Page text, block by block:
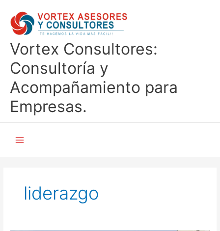
contenido
Vortex Consultores:
Consultoría y
Acompañamiento para
Empresas.
liderazgo